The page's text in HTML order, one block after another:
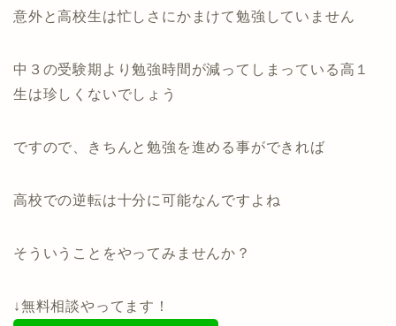
意外と高校生は忙しさにかまけて勉強していません
中３の受験期より勉強時間が減ってしまっている高１
生は珍しくないでしょう
ですので、きちんと勉強を進める事ができれば
高校での逆転は十分に可能なんですよね
そういうことをやってみませんか？
↓無料相談やってます！